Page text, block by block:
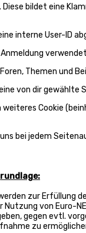
bildet eine
interne User-ID
Themen und
von dir gewählte
Cookie
bei jedem
zur
von Euro-
gegen evtl.
zu